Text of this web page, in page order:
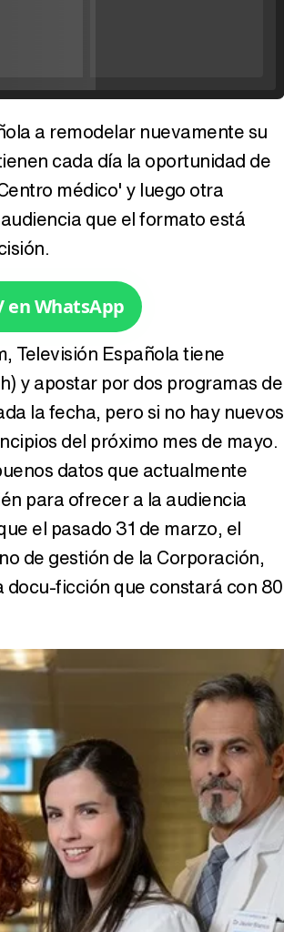
Tráiler de '33 días', la nueva serie de Atresplayer con Julián Villagrán y José Manuel Poga
a remodelar nuevamente su
cada día la oportunidad de
médico' y luego otra
que el formato está
en WhatsApp
Televisión Española tiene
y apostar por dos programas de
la fecha, pero si no hay nuevos
del próximo mes de mayo.
datos que actualmente
para ofrecer a la audiencia
el pasado 31 de marzo, el
de gestión de la Corporación,
ficción que constará con 80